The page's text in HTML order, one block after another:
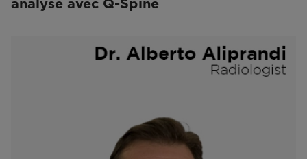
analyse avec Q-Spine